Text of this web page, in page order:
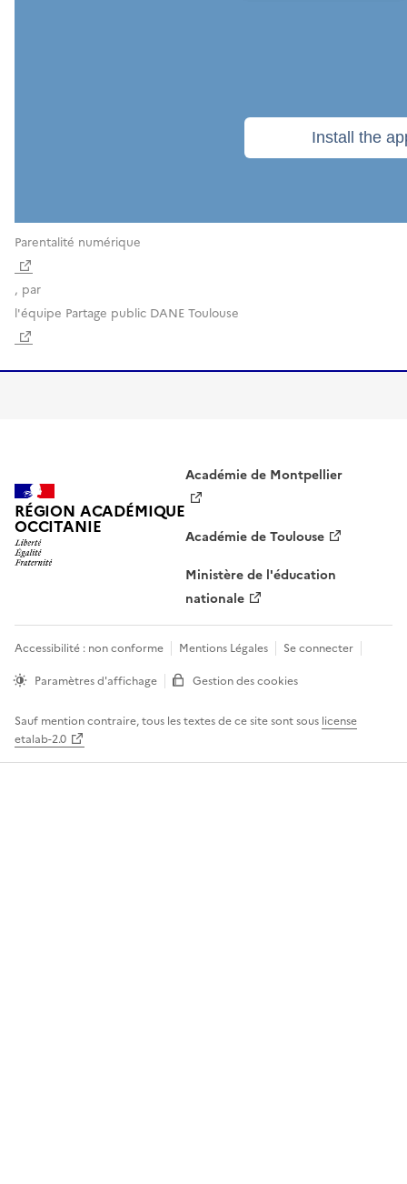
Parentalité numérique
, par
l'équipe Partage public DANE Toulouse
RÉGION ACADÉMIQUE
OCCITANIE
Académie de Montpellier
Académie de Toulouse
Ministère de l'éducation
nationale
Accessibilité : non conforme Mentions Légales
Se connecter
Paramètres d'affichage
Gestion des cookies
Sauf mention contraire, tous les textes de ce site sont sous license
etalab-2.0